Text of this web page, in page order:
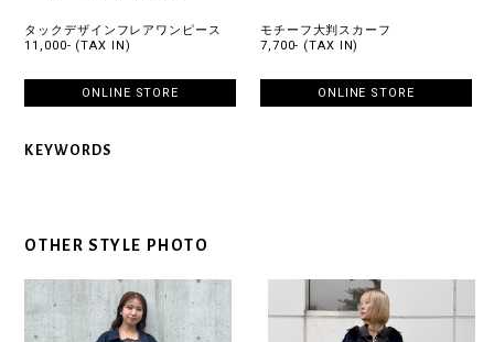
タックデザインフレアワンピース
11,000- (TAX IN)
ONLINE STORE
モチーフ大判スカーフ
7,700- (TAX IN)
ONLINE STORE
KEYWORDS
OTHER STYLE PHOTO